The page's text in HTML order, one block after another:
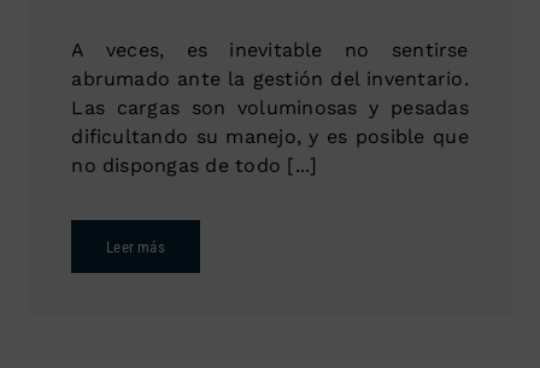
A veces, es inevitable no sentirse
abrumado ante la gestión del inventario.
Las cargas son voluminosas y pesadas
dificultando su manejo, y es posible que
no dispongas de todo [...]
Leer más